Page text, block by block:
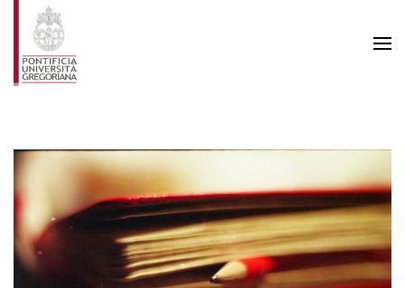
Skip to main content